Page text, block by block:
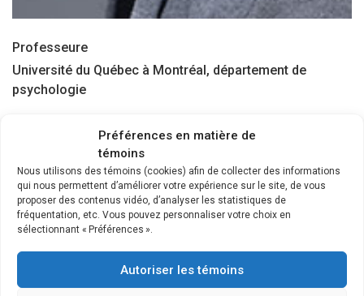
Préférences en matière de
témoins
Nous utilisons des témoins (cookies) afin de collecter des informations
qui nous permettent d’améliorer votre expérience sur le site, de vous
proposer des contenus vidéo, d’analyser les statistiques de
fréquentation, etc. Vous pouvez personnaliser votre choix en
sélectionnant « Préférences ».
Autoriser les témoins
Professeure
Université du Québec à Montréal, département de
psychologie
Valérie Bourgeois-Guérin est professeure au département
de psychologie de l’UQAM et psychologue clinicienne. Elle
a complété un doctorat en psychologie ainsi qu’une maîtrise
en intervention sociale avec spécialisation en études sur la
mort à l’Université du Québec à Montréal. Elle a travaillé sur
la souffrance chez les femmes âgées atteintes d’un cancer
incurable dans le cadre de sa thèse doctorale. Elle effectue
des projets de recherche qualitative portant sur le deuil, la
fin de vie et l’itinérance chez les aînés. Elle est également